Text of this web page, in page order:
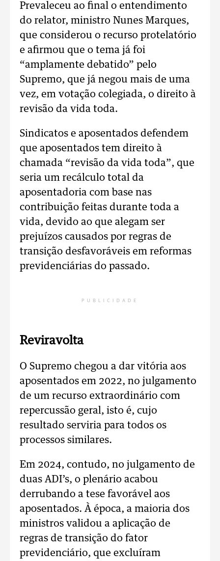
Prevaleceu ao final o entendimento
do relator, ministro Nunes Marques,
que considerou o recurso protelatório
e afirmou que o tema já foi
“amplamente debatido” pelo
Supremo, que já negou mais de uma
vez, em votação colegiada, o direito à
revisão da vida toda.
Sindicatos e aposentados defendem
que aposentados tem direito à
chamada “revisão da vida toda”, que
seria um recálculo total da
aposentadoria com base nas
contribuição feitas durante toda a
vida, devido ao que alegam ser
prejuízos causados por regras de
transição desfavoráveis em reformas
previdenciárias do passado.
PUBLICIDADE
Reviravolta
O Supremo chegou a dar vitória aos
aposentados em 2022, no julgamento
de um recurso extraordinário com
repercussão geral, isto é, cujo
resultado serviria para todos os
processos similares.
Em 2024, contudo, no julgamento de
duas ADI’s, o plenário acabou
derrubando a tese favorável aos
aposentados. À época, a maioria dos
ministros validou a aplicação de
regras de transição do fator
previdenciário, que excluíram